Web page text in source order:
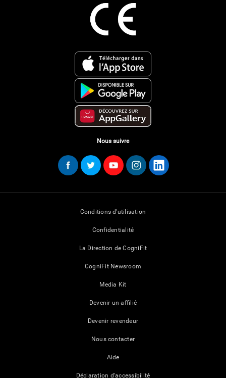
Nous suivre
Conditions d'utilisation
Confidentialité
La Direction de CogniFit
CogniFit Newsroom
Media Kit
Devenir un affilié
Devenir revendeur
Nous contacter
Aide
Déclaration d'accessibilité